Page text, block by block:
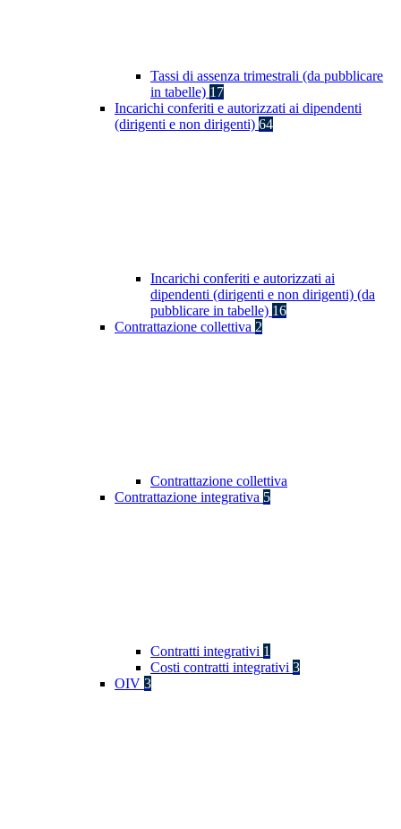
Tassi di assenza trimestrali (da pubblicare
in tabelle) 17
Incarichi conferiti e autorizzati ai dipendenti
(dirigenti e non dirigenti) 64
Incarichi conferiti e autorizzati ai
dipendenti (dirigenti e non dirigenti) (da
pubblicare in tabelle) 16
Contrattazione collettiva 2
Contrattazione collettiva
Contrattazione integrativa 5
Contratti integrativi 1
Costi contratti integrativi 3
OIV 3